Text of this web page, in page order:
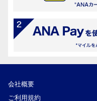
会社概要
ご利用規約